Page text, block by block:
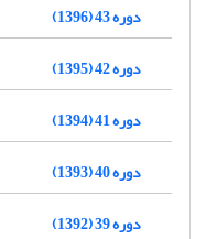
دوره 43 (1396)
دوره 42 (1395)
دوره 41 (1394)
دوره 40 (1393)
دوره 39 (1392)